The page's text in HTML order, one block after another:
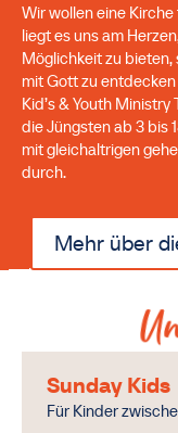
Wir wollen eine
liegt es uns am
Möglichkeit zu
mit Gott zu
Kid’s & Youth
die Jüngsten ab 3 bis
mit gleichaltrigen
durch.
Mehr über
Sunday Kids
Für Kinder